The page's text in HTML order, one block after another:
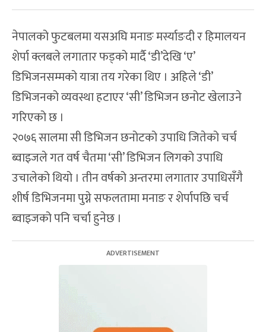
नेपालको फुटबलमा यसअघि मनाङ मर्स्याङदी र हिमालयन
शेर्पा क्लबले लगातार फड्को मार्दै ‘डी’देखि ‘ए’
डिभिजनसम्मको यात्रा तय गरेका थिए । अहिले ‘डी’
डिभिजनको व्यवस्था हटाएर ‘सी’ डिभिजन छनोट खेलाउने
गरिएको छ ।
२०७६ सालमा सी डिभिजन छनोटको उपाधि जितेको चर्च
ब्वाइजले गत वर्ष चैतमा ‘सी’ डिभिजन लिगको उपाधि
उचालेको थियो । तीन वर्षको अन्तरमा लगातार उपाधिसँगै
शीर्ष डिभिजनमा पुग्ने सफलतामा मनाङ र शेर्पापछि चर्च
ब्वाइजको पनि चर्चा हुनेछ ।